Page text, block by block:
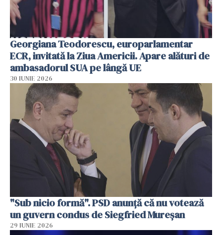
Georgiana Teodorescu, europarlamentar
ECR, invitată la Ziua Americii. Apare alături de
ambasadorul SUA pe lângă UE
30 IUNIE 2026
"Sub nicio formă". PSD anunţă că nu votează
un guvern condus de Siegfried Mureşan
29 IUNIE 2026